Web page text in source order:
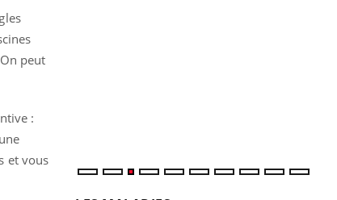
peut
:
et vous